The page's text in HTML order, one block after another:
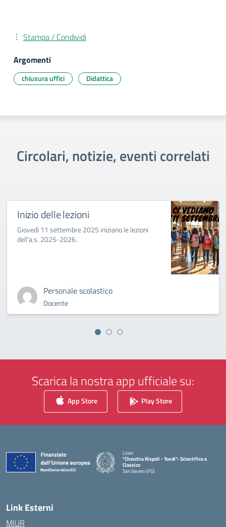
Stampa / Condividi
Argomenti
chiusura uffici Didattica
Circolari, notizie, eventi correlati
Inizio delle lezioni
Giovedì 11 settembre 2025 iniziano le lezioni
dell'a.s. 2025-2026.
Personale scolastico
Docente
Scarica la nostra app ufficiale su:
App Store Play Store
Liceo
"Checchia Rispoli - Tondi"- Scientifico e
Classico
San Severo (FG)
Link Esterni
MIUR